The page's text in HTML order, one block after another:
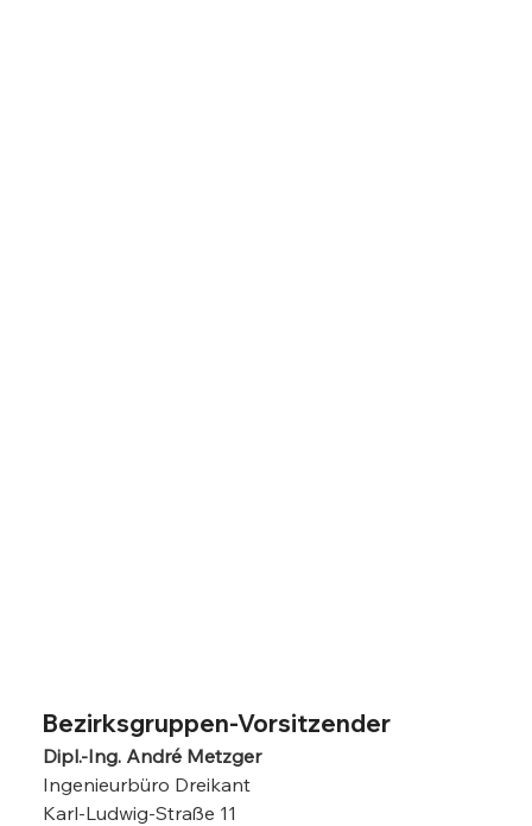
Bezirksgruppen-Vorsitzender
Dipl.-Ing. André Metzger
Ingenieurbüro Dreikant
Karl-Ludwig-Straße 11